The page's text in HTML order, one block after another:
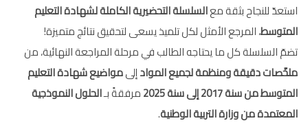
استعدّ للنجاح بثقة معالسلسلة التحضيرية الكاملة لشهادة التعليم
المتوسط، المرجع الأمثل لكل تلميذ يسعى لتحقيق نتائج متميزة!
تضمّ السلسلة كل ما يحتاجه الطالب في مرحلة المراجعة النهائية، من
ملخّصات دقيقة ومنظمة لجميع الموادإلىمواضيع شهادة التعليم
المتوسط من سنة 2017 إلى سنة 2025
مرفقةً بـالحلول النموذجية
المعتمدة من وزارة التربية الوطنية.